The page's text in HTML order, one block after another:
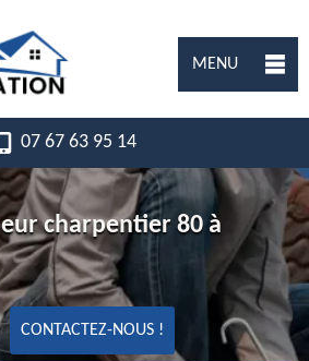
MENU
07 67 63 95 14
charpentier 80 à
CONTACTEZ-NOUS !